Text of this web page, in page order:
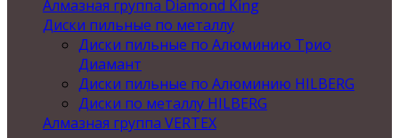
Алмазная группа Diamond King
Диски пильные по металлу
Диски пильные по Алюминию Трио
Диамант
Диски пильные по Алюминию HILBERG
Диски по металлу HILBERG
Алмазная группа VERTEX